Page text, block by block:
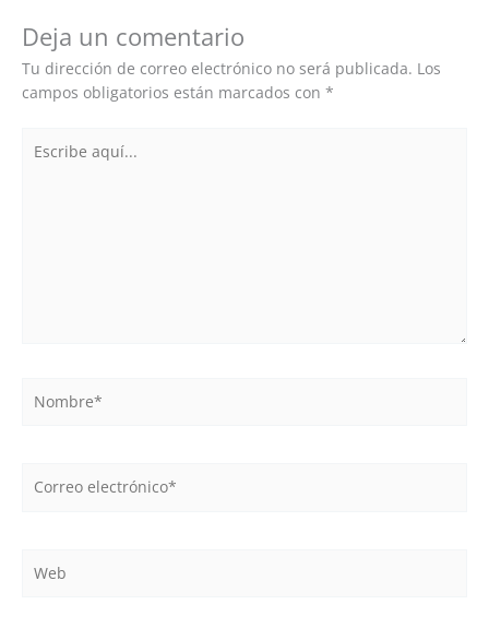
Deja un comentario
Tu dirección de correo electrónico no será publicada. Los
campos obligatorios están marcados con *
aquí...
electrónico*